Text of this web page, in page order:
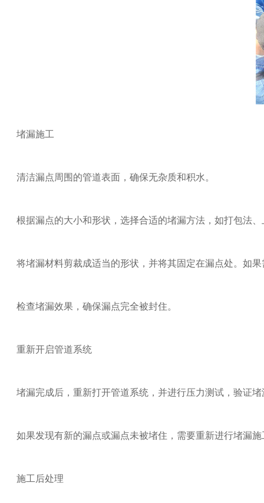
堵漏施工
清洁漏点周围的管道表面，确保无杂质和积水。
根据漏点的大小和形状，选择合适的堵漏方法，如打包法
将堵漏材料剪裁成适当的形状，并将其固定在漏点处。如
检查堵漏效果，确保漏点完全被封住。
重新开启管道系统
堵漏完成后，重新打开管道系统，并进行压力测试，验证堵
如果发现有新的漏点或漏点未被堵住，需要重新进行堵漏施
施工后处理